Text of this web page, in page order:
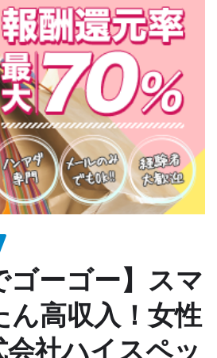
ゴーゴー】スマ
高収入！女性
社ハイスペッ